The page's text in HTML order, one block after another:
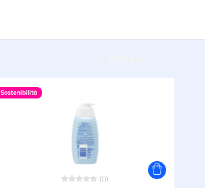
Sostenibilità
(0)